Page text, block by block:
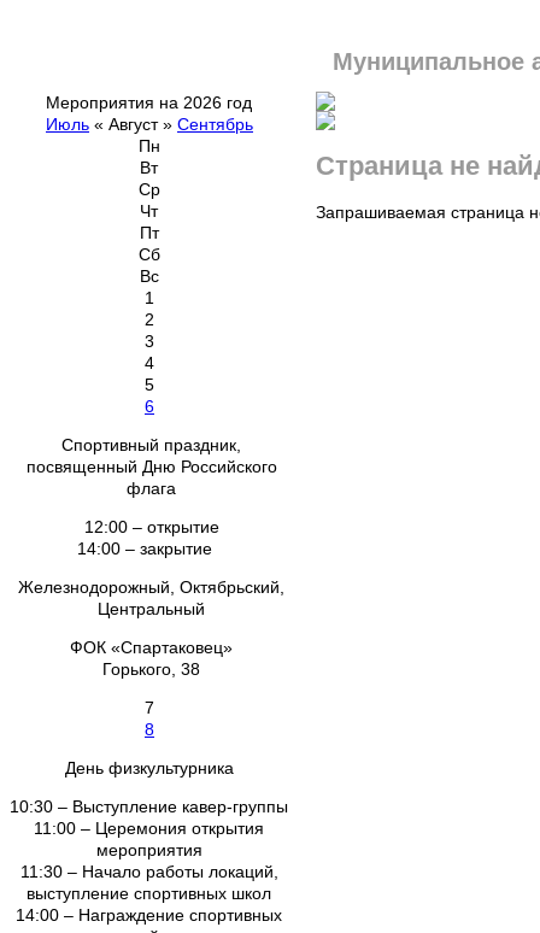
Муниципальное
Мероприятия на 2026 год
Июль « Август» Сентябрь
Пн
Вт
Ср
Чт
Пт
Сб
Вс
1
2
3
4
5
6
Спортивный праздник,
посвященный Дню Российского
флага
12:00 – открытие
14:00 – закрытие
Железнодорожный, Октябрьский,
Центральный
ФОК «Спартаковец»
Горького, 38
7
8
День физкультурника
10:30 – Выступление кавер-группы
11:00 – Церемония открытия
мероприятия
11:30 – Начало работы локаций,
выступление спортивных школ
14:00 – Награждение спортивных
Страница не
Запрашиваемая страница